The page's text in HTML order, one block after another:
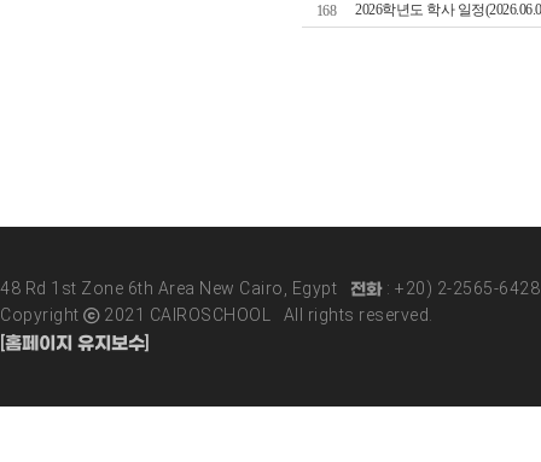
168 2026학년도 학사 일정
48 Rd 1st Zone 6th Area New Cairo, Egypt 전화 : +20) 2-2565-
Copyright ⓒ 2021 CAIROSCHOOL All rights reserved.
[홈페이지 유지보수]